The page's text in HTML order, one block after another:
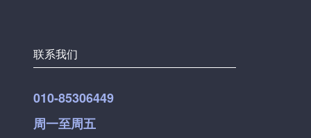
联系我们
010-85306449
周一至周五